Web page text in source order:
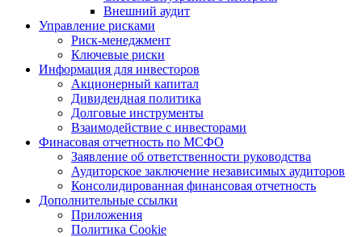
Внешний аудит
Управление рисками
Риск-менеджмент
Ключевые риски
Информация для инвесторов
Акционерный капитал
Дивидендная политика
Долговые инструменты
Взаимодействие с инвеcторами
Финасовая отчетность по МСФО
Заявление об ответственности руководства
Аудиторское заключение независимых аудиторов
Консолидированная финансовая отчетность
Дополнительные ссылки
Приложения
Политика Cookie